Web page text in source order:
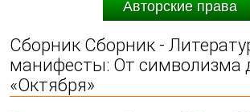
Авторские права
Сборник Сборник -
манифесты: От символизма
«Октября»